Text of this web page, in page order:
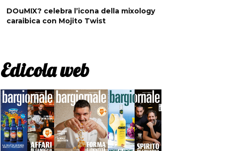
DOuMIX? celebra l’icona della mixology
caraibica con Mojito Twist
Edicola web